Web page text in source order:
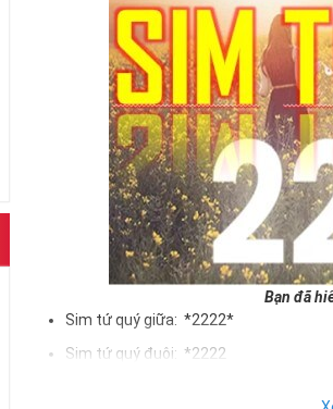
Bạn đã
Sim tứ quý giữa: *2222*
Sim tứ quý đuôi: *2222